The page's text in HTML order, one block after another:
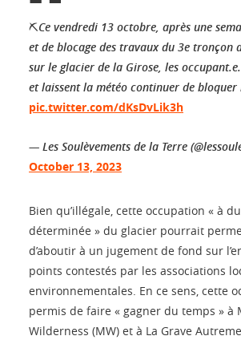
⛏️Ce vendredi 13 octobre, après une
et de blocage des travaux du 3e tronçon
sur le glacier de la Girose, les
et laissent la météo continuer de bloquer
pic.twitter.com/dKsDvLik3h
— Les Soulèvements de la Terre
October 13, 2023
Bien qu’illégale, cette occupation « à
déterminée » du glacier pourrait
d’aboutir à un jugement de fond sur
points contestés par les associations
environnementales. En ce sens, cette
permis de faire « gagner du temps » à
Wilderness (MW) et à La Grave